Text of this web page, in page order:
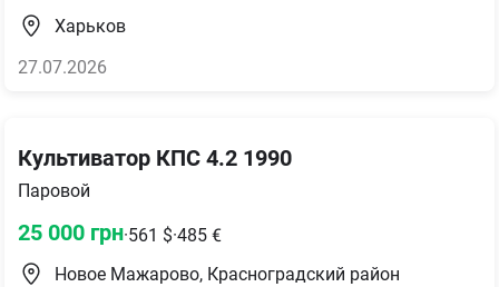
Харьков
27.07.2026
Культиватор КПС 4.2 1990
Паровой
25 000 грн·561 $·485 €
Новое Мажарово, Красноградский район